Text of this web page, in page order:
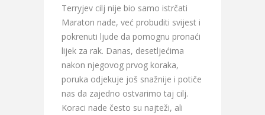
Terryjev cilj nije bio samo istrčati
Maraton nade, već probuditi svijest i
pokrenuti ljude da pomognu pronaći
lijek za rak. Danas, desetljećima
nakon njegovog prvog koraka,
poruka odjekuje još snažnije i potiče
nas da zajedno ostvarimo taj cilj.
Koraci nade često su najteži, ali